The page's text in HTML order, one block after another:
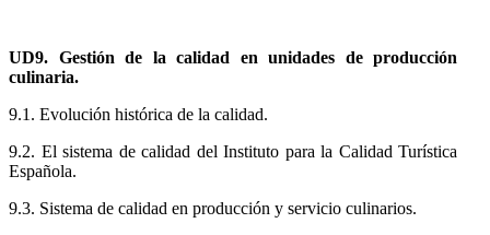
UD9. Gestión de la calidad en unidades de producción
culinaria.
9.1. Evolución histórica de la calidad.
9.2. El sistema de calidad del Instituto para la Calidad Turística
Española.
9.3. Sistema de calidad en producción y servicio culinarios.